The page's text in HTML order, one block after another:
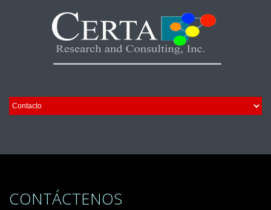
CONTÁCTENOS